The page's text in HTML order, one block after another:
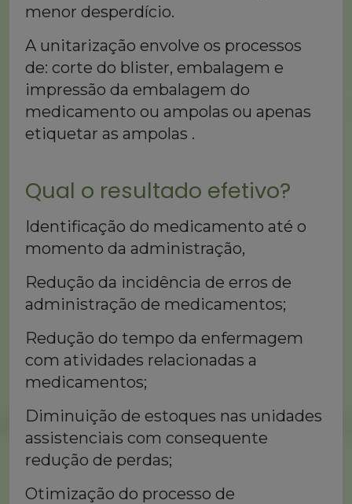
menor desperdício.
A unitarização envolve os processos
de: corte do blister, embalagem e
impressão da embalagem do
medicamento ou ampolas ou apenas
etiquetar as ampolas .
Qual o resultado efetivo?
Identificação do medicamento até o
momento da administração,
Redução da incidência de erros de
administração de medicamentos;
Redução do tempo da enfermagem
com atividades relacionadas a
medicamentos;
Diminuição de estoques nas unidades
assistenciais com consequente
redução de perdas;
Otimização do processo de